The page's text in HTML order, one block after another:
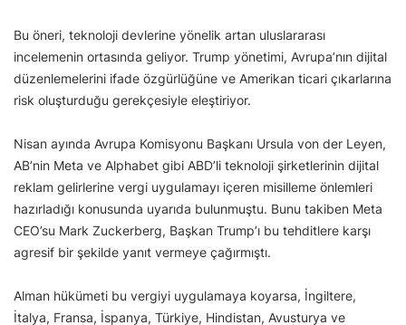
Bu öneri, teknoloji devlerine yönelik artan uluslararası
incelemenin ortasında geliyor. Trump yönetimi, Avrupa’nın dijital
düzenlemelerini ifade özgürlüğüne ve Amerikan ticari çıkarlarına
risk oluşturduğu gerekçesiyle eleştiriyor.
Nisan ayında Avrupa Komisyonu Başkanı Ursula von der Leyen,
AB’nin Meta ve Alphabet gibi ABD’li teknoloji şirketlerinin dijital
reklam gelirlerine vergi uygulamayı içeren misilleme önlemleri
hazırladığı konusunda uyarıda bulunmuştu. Bunu takiben Meta
CEO’su Mark Zuckerberg, Başkan Trump’ı bu tehditlere karşı
agresif bir şekilde yanıt vermeye çağırmıştı.
Alman hükümeti bu vergiyi uygulamaya koyarsa, İngiltere,
İtalya, Fransa, İspanya, Türkiye, Hindistan, Avusturya ve